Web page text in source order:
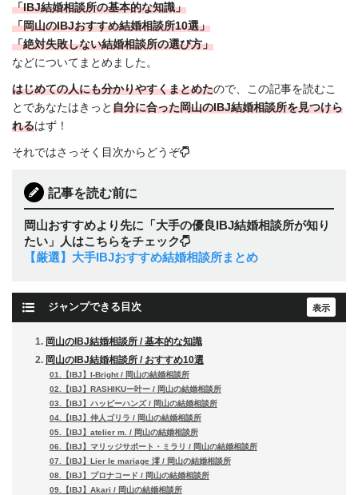
「IBJ結婚相談所の基本的な知識」
「岡山のIBJおすすめ結婚相談所10選」
「絶対失敗しない結婚相談所の選び方」
などについてまとめました。
はじめての人にも分かりやすくまとめたので、この記事を読むこ
とであなたはきっと自分に合った岡山のIBJ結婚相談所を見つけら
れるはず！
それではさっそく目次からどうぞ
記事を読む前に
岡山おすすめより先に「大手の優良IBJ結婚相談所が知り
たい」人はこちらをチェック
【厳選】大手IBJおすすめ結婚相談所まとめ
ジャンプできる目次
岡山のIBJ結婚相談所 / 基本的な知識
岡山のIBJ結婚相談所 / おすすめ10選
01.【IBJ】I-Bright / 岡山の結婚相談所
02.【IBJ】RASHIKUー叶ー / 岡山の結婚相談所
03.【IBJ】ハッピーハンズ / 岡山の結婚相談所
04.【IBJ】仲人ゴリラ / 岡山の結婚相談所
05.【IBJ】atelier m. / 岡山の結婚相談所
06.【IBJ】マリッジサポート・ミラリ / 岡山の結婚相談所
07.【IBJ】Lier le mariage 澪 / 岡山の結婚相談所
08.【IBJ】プロナコード / 岡山の結婚相談所
09.【IBJ】Akari / 岡山の結婚相談所